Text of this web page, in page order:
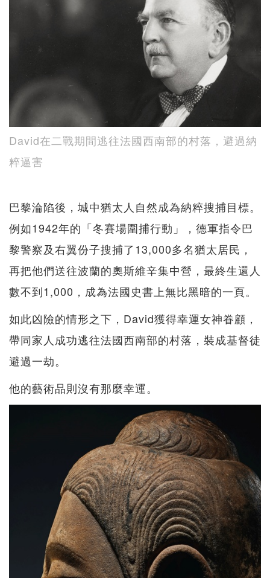
David在二戰期間逃往法國西南部的村落，避過納
粹逼害
巴黎淪陷後，城中猶太人自然成為納粹搜捕目標。
例如1942年的「冬賽場圍捕行動」，德軍指令巴
黎警察及右翼份子搜捕了13,000多名猶太居民，
再把他們送往波蘭的奧斯維辛集中營，最終生還人
數不到1,000，成為法國史書上無比黑暗的一頁。
如此凶險的情形之下，David獲得幸運女神眷顧，
帶同家人成功逃往法國西南部的村落，裝成基督徒
避過一劫。
他的藝術品則沒有那麼幸運。